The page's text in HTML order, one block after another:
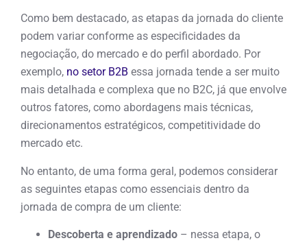
Como bem destacado, as etapas da jornada do cliente
podem variar conforme as especificidades da
negociação, do mercado e do perfil abordado. Por
exemplo, no setor B2B essa jornada tende a ser muito
mais detalhada e complexa que no B2C, já que envolve
outros fatores, como abordagens mais técnicas,
direcionamentos estratégicos, competitividade do
mercado etc.
No entanto, de uma forma geral, podemos considerar
as seguintes etapas como essenciais dentro da
jornada de compra de um cliente:
Descoberta e aprendizado – nessa etapa, o